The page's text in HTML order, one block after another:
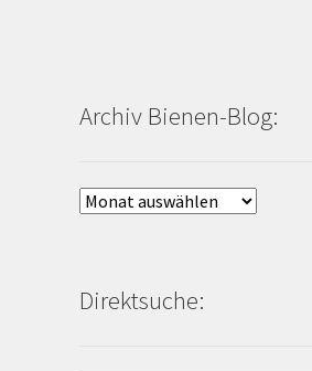
Archiv Bienen-Blog:
Archiv
Direktsuche: